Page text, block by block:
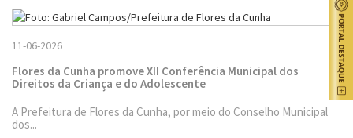
11-06-2026
Flores da Cunha promove XII Conferência Municipal dos
Direitos da Criança e do Adolescente
A Prefeitura de Flores da Cunha, por meio do Conselho Municipal
dos...